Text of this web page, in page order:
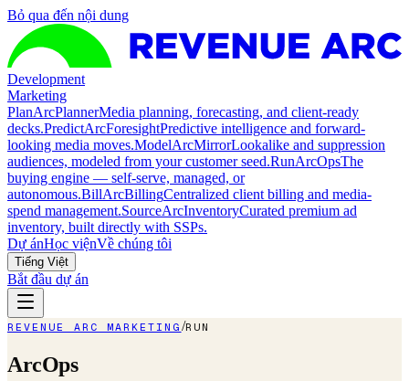
Bỏ qua đến nội dung
Development
Marketing
PlanArcPlannerMedia planning, forecasting, and client-ready
decks.PredictArcForesightPredictive intelligence and forward-
looking media moves.ModelArcMirrorLookalike and suppression
audiences, modeled from your customer seed.RunArcOpsThe
buying engine — self-serve, managed, or
autonomous.BillArcBillingCentralized client billing and media-
spend management.SourceArcInventoryCurated premium ad
inventory, built directly with SSPs.
Dự ánHọc việnVề chúng tôi
Tiếng Việt
Bắt đầu dự án
REVENUE ARC MARKETING /RUN
ArcOps